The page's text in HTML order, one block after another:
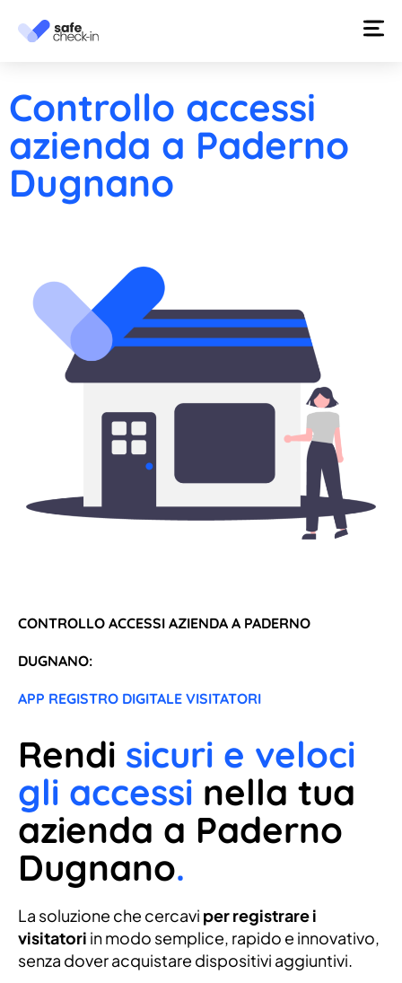
Controllo accessi
azienda a Paderno
Dugnano
CONTROLLO ACCESSI AZIENDA A PADERNO
DUGNANO:
APP REGISTRO DIGITALE VISITATORI
Rendi sicuri e veloci
gli accessi nella tua
azienda a Paderno
Dugnano.
La soluzione che cercavi per registrare i
visitatori in modo semplice, rapido e innovativo,
senza dover acquistare dispositivi aggiuntivi.